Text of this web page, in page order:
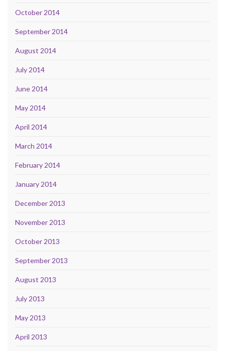
October 2014
September 2014
August 2014
July 2014
June 2014
May 2014
April 2014
March 2014
February 2014
January 2014
December 2013
November 2013
October 2013
September 2013
August 2013
July 2013
May 2013
April 2013